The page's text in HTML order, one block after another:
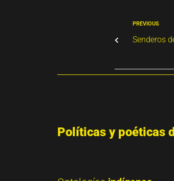
PREVIOUS
Senderos
Políticas y poéticas